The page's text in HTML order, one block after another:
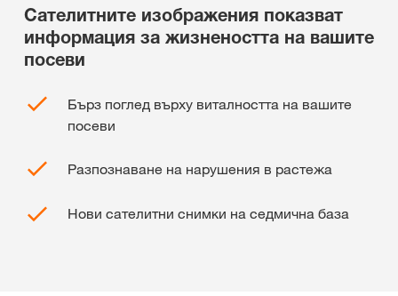
Сателитните изображения показват
информация за жизнеността на вашите
посеви
Бърз поглед върху виталността на вашите
посеви
Разпознаване на нарушения в растежа
Нови сателитни снимки на седмична база